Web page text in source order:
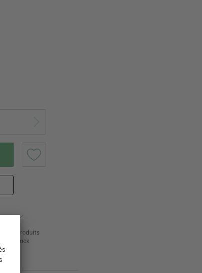
24 000 produits
en stock